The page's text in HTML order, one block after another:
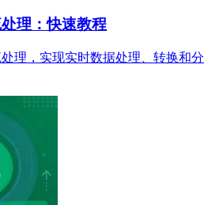
理：快速教程
理，实现实时数据处理、转换和